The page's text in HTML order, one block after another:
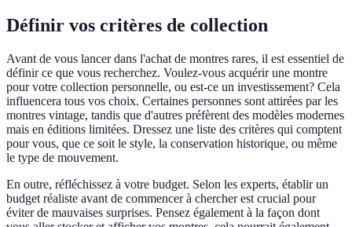
Définir vos critères de collection
Avant de vous lancer dans l'achat de montres rares, il est essentiel de
définir ce que vous recherchez. Voulez-vous acquérir une montre
pour votre collection personnelle, ou est-ce un investissement? Cela
influencera tous vos choix. Certaines personnes sont attirées par les
montres vintage, tandis que d'autres préfèrent des modèles modernes
mais en éditions limitées. Dressez une liste des critères qui comptent
pour vous, que ce soit le style, la conservation historique, ou même
le type de mouvement.
En outre, réfléchissez à votre budget. Selon les experts, établir un
budget réaliste avant de commencer à chercher est crucial pour
éviter de mauvaises surprises. Pensez également à la façon dont